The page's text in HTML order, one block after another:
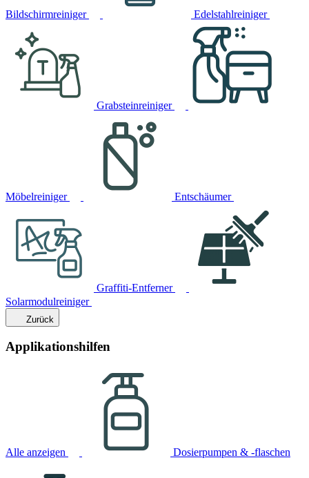
Bildschirmreiniger Edelstahlreiniger
Grabsteinreiniger
Möbelreiniger Entschäumer
Graffiti-Entferner
Solarmodulreiniger
Zurück
Applikationshilfen
Alle anzeigen Dosierpumpen & -flaschen